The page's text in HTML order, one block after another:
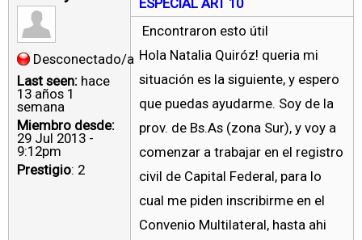
Desconectado/a
Last seen: hace
13 años 1
semana
Miembro desde:
29 Jul 2013 -
9:12pm
Prestigio: 2
ESPECIAL ART 10
Encontraron esto útil
Hola Natalia Quiróz! queria mi
situación es la siguiente, y espero
que puedas ayudarme. Soy de la
prov. de Bs.As (zona Sur), y voy a
comenzar a trabajar en el registro
civil de Capital Federal, para lo
cual me piden inscribirme en el
Convenio Multilateral, hasta ahi